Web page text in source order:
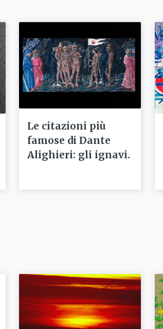
Le citazioni più
famose di Dante
Alighieri: gli ignavi.